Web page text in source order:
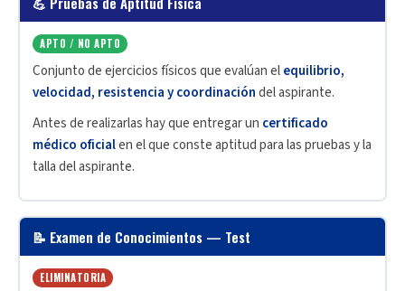
APTO / NO APTO
Conjunto de ejercicios físicos que evalúan elequilibrio,
velocidad, resistencia y coordinacióndel aspirante.
Antes de realizarlas hay que entregar un certificado
médico oficialen el que conste aptitud para las pruebas y la
talla del aspirante.
📝 Examen de Conocimientos — Test
ELIMINATORIA